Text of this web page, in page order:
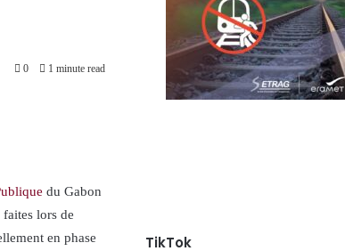
0 1 minute read
du Gabon
lors de
en phase
TikTok